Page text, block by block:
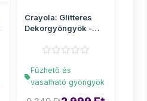
Crayola: Glitteres
Dekorgyöngyök -
sze...
Fűzhető és
vasalható gyöngyök